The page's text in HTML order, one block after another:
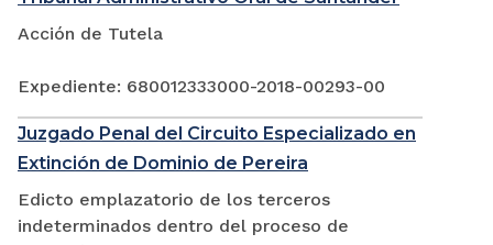
Acción de Tutela
Expediente: 680012333000-2018-00293-00
Juzgado Penal del Circuito Especializado en
Extinción de Dominio de Pereira
Edicto emplazatorio de los terceros
indeterminados dentro del proceso de